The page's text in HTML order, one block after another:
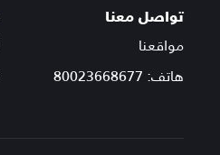
تواصل معنا
مواقعنا
هاتف: 80023668677